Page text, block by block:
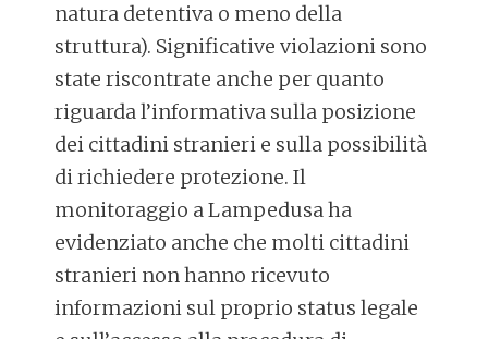
natura detentiva o meno della
struttura). Significative violazioni sono
state riscontrate anche per quanto
riguarda l’informativa sulla posizione
dei cittadini stranieri e sulla possibilità
di richiedere protezione. Il
monitoraggio a Lampedusa ha
evidenziato anche che molti cittadini
stranieri non hanno ricevuto
informazioni sul proprio status legale